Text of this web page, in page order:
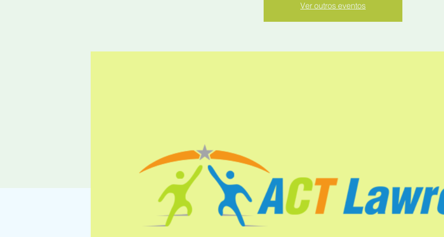
Ver outros eventos